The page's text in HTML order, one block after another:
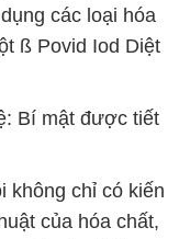
các loại hóa
ß Povid Iod Diệt
Bí mật được tiết
không chỉ có kiến
của hóa chất,